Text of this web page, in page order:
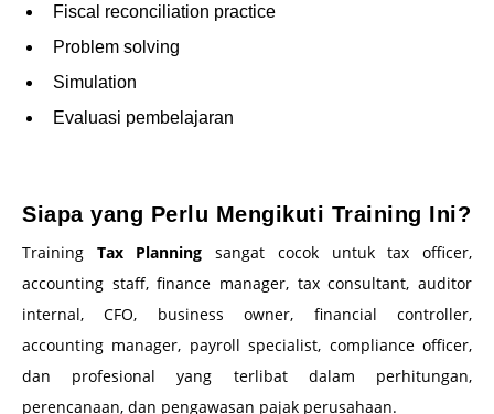
Fiscal reconciliation practice
Problem solving
Simulation
Evaluasi pembelajaran
Siapa yang Perlu Mengikuti Training Ini?
Training Tax Planning sangat cocok untuk tax officer,
accounting staff, finance manager, tax consultant, auditor
internal, CFO, business owner, financial controller,
accounting manager, payroll specialist, compliance officer,
dan profesional yang terlibat dalam perhitungan,
perencanaan, dan pengawasan pajak perusahaan.